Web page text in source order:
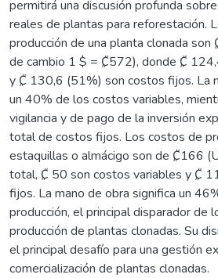
permitirá una discusión profunda
reales de plantas para reforestación.
producción de una planta clonada
de cambio 1 $ = ₡572), donde ₡
y ₡ 130,6 (51%) son costos fijos. La
un 40% de los costos variables,
vigilancia y de pago de la inversión
total de costos fijos. Los costos de
estaquillas o almácigo son de ₡166
total, ₡ 50 son costos variables y ₡
fijos. La mano de obra significa un
producción, el principal disparador de
producción de plantas clonadas. Su
el principal desafío para una gestión
comercialización de plantas clonadas.